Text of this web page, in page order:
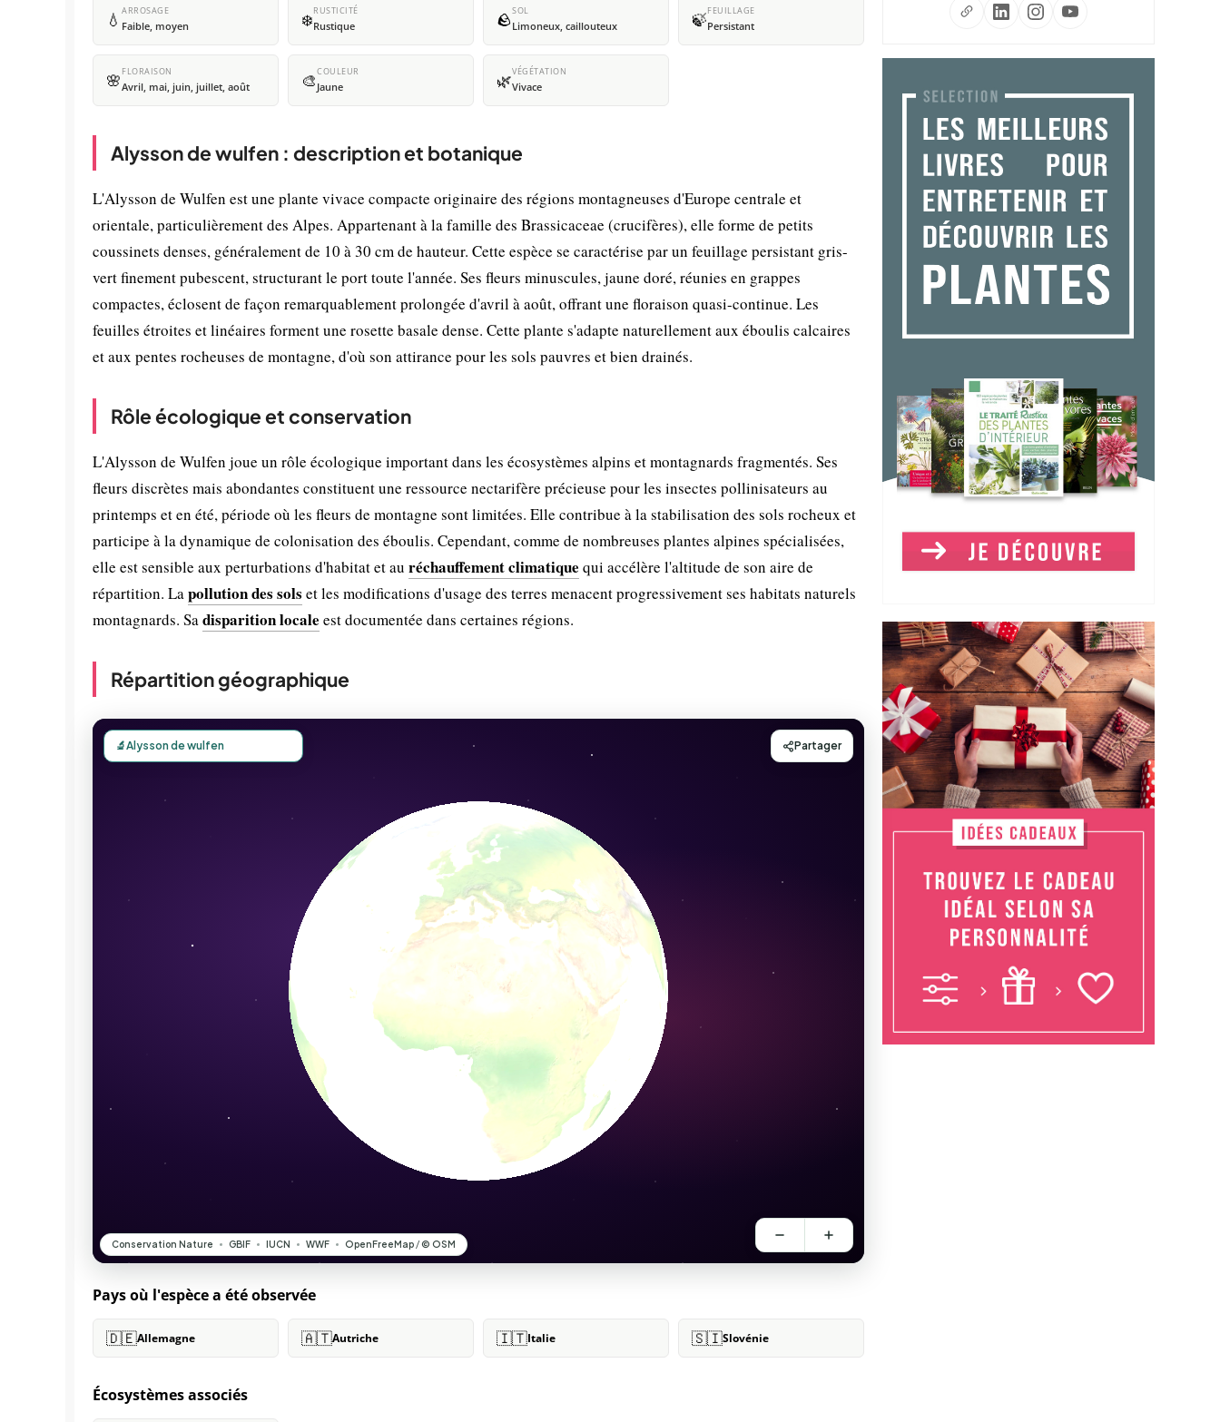
💧 ARROSAGE
Faible, moyen ❄️RUSTICITÉ
Rustique 🪨SOL
Limoneux, caillouteux 🍃FEUILLAGE
Persistant
🌸 FLORAISON
Avril, mai, juin, juillet, août 🎨COULEUR
Jaune 🌿VÉGÉTATION
Vivace
Alysson de wulfen : description et botanique
L'Alysson de Wulfen est une plante vivace compacte originaire des régions montagneuses d'Europe centrale et
orientale, particulièrement des Alpes. Appartenant à la famille des Brassicaceae (crucifères), elle forme de petits
coussinets denses, généralement de 10 à 30 cm de hauteur. Cette espèce se caractérise par un feuillage persistant gris-
vert finement pubescent, structurant le port toute l'année. Ses fleurs minuscules, jaune doré, réunies en grappes
compactes, éclosent de façon remarquablement prolongée d'avril à août, offrant une floraison quasi-continue. Les
feuilles étroites et linéaires forment une rosette basale dense. Cette plante s'adapte naturellement aux éboulis calcaires
et aux pentes rocheuses de montagne, d'où son attirance pour les sols pauvres et bien drainés.
Rôle écologique et conservation
L'Alysson de Wulfen joue un rôle écologique important dans les écosystèmes alpins et montagnards fragmentés. Ses
fleurs discrètes mais abondantes constituent une ressource nectarifère précieuse pour les insectes pollinisateurs au
printemps et en été, période où les fleurs de montagne sont limitées. Elle contribue à la stabilisation des sols rocheux et
participe à la dynamique de colonisation des éboulis. Cependant, comme de nombreuses plantes alpines spécialisées,
elle est sensible aux perturbations d'habitat et au réchauffement climatique qui accélère l'altitude de son aire de
répartition. Lapollution des sols et les modifications d'usage des terres menacent progressivement ses habitats naturels
montagnards. Sadisparition locale est documentée dans certaines régions.
Répartition géographique
Pays où l'espèce a été observée
🇩🇪Allemagne 🇦🇹Autriche 🇮🇹Italie 🇸🇮Slovénie
Écosystèmes associés